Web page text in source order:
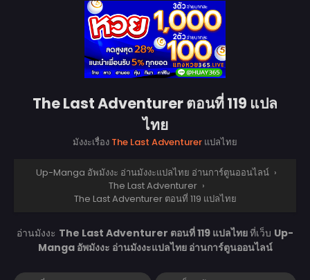
The Last Adventurer ตอนที่ 119 แปล
ไทย
มังงะเรื่อง The Last Adventurer แปลไทย
Up-Manga อัพมังงะ อ่านมังงะแปลไทย อ่านการ์ตูนออนไลน์ ›
The Last Adventurer ›
The Last Adventurer ตอนที่ 119 แปลไทย
อ่านมังงะ The Last Adventurer ตอนที่ 119 แปลไทยที่เว็บ Up-
Manga อัพมังงะ อ่านมังงะแปลไทย อ่านการ์ตูนออนไลน์